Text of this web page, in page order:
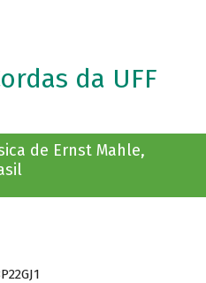
da UFF
de Ernst Mahle,